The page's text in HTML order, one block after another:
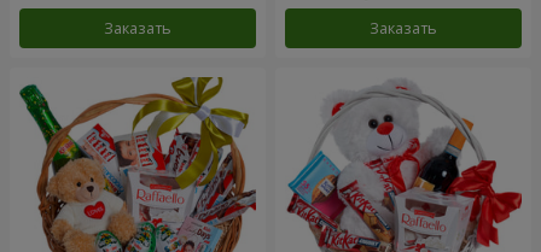
Заказать Заказать